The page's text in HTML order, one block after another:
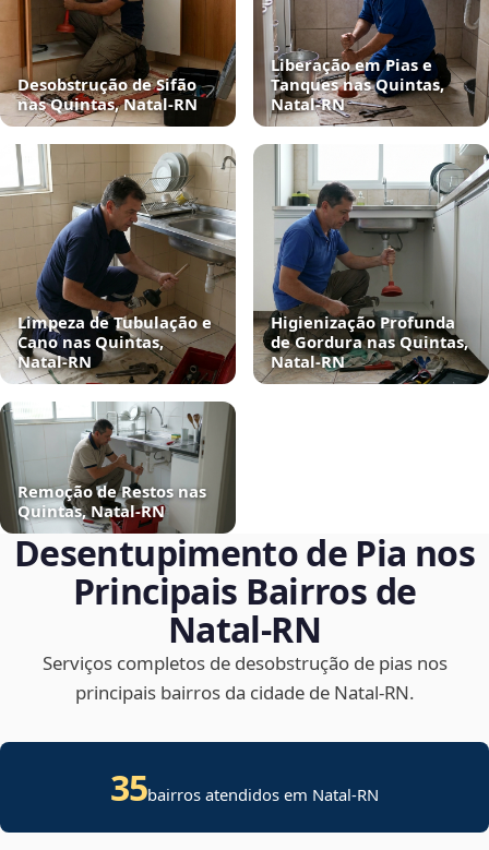
Desobstrução de Sifão
nas Quintas, Natal‑RN
Liberação em Pias e
Tanques nas Quintas,
Natal‑RN
Limpeza de Tubulação e
Cano nas Quintas,
Natal‑RN
Higienização Profunda
de Gordura nas Quintas,
Natal‑RN
Remoção de Restos nas
Quintas, Natal‑RN
Desentupimento de Pia nos
Principais Bairros de
Natal‑RN
Serviços completos de desobstrução de pias nos
principais bairros da cidade de Natal‑RN.
35bairros atendidos em Natal-RN